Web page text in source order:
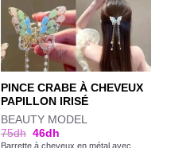
PINCE CRABE À CHEVEUX
PAPILLON IRISÉ
BEAUTY MODEL
75dh 46dh
Barrette à cheveux en métal avec